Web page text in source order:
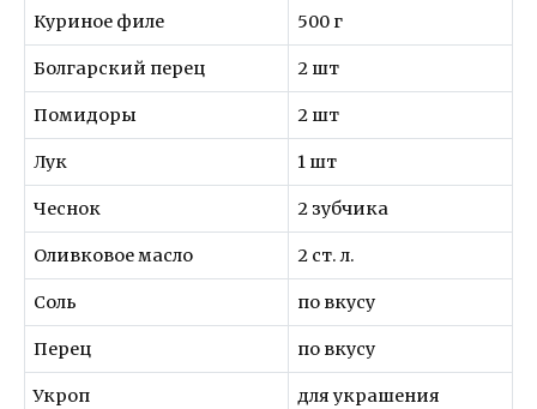
Куриное филе 500 г
Болгарский перец 2 шт
Помидоры 2 шт
Лук 1 шт
Чеснок 2 зубчика
Оливковое масло 2 ст. л.
Соль по вкусу
Перец по вкусу
Укроп для украшения